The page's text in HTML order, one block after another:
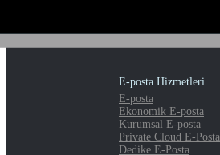
E-posta Hizmetleri
E-posta
Ekonomik E-posta
Kurumsal E-posta
Private Cloud E-Posta
Dedike E-Posta